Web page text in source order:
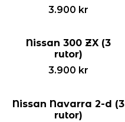
3.900 kr
Nissan 300 ZX (3
rutor)
3.900 kr
Nissan Navarra 2-d (3
rutor)